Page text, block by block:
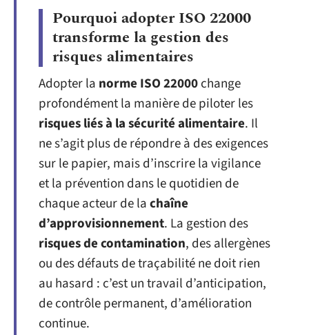
Pourquoi adopter ISO 22000
transforme la gestion des
risques alimentaires
Adopter la norme ISO 22000change
profondément la manière de piloter les
risques liés à la sécurité alimentaire. Il
ne s’agit plus de répondre à des exigences
sur le papier, mais d’inscrire la vigilance
et la prévention dans le quotidien de
chaque acteur de lachaîne
d’approvisionnement. La gestion des
risques de contamination, des allergènes
ou des défauts de traçabilité ne doit rien
au hasard : c’est un travail d’anticipation,
de contrôle permanent, d’amélioration
continue.